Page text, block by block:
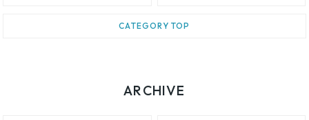
CATEGORY TOP
ARCHIVE